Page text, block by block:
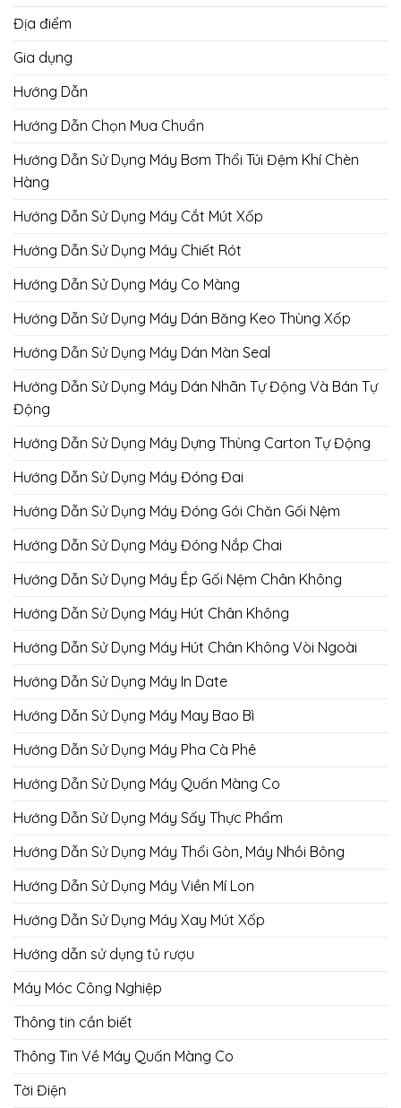
Địa điểm
Gia dụng
Hướng Dẫn
Hướng Dẫn Chọn Mua Chuẩn
Hướng Dẫn Sử Dụng Máy Bơm Thổi Túi Đệm Khí Chèn
Hàng
Hướng Dẫn Sử Dụng Máy Cắt Mút Xốp
Hướng Dẫn Sử Dụng Máy Chiết Rót
Hướng Dẫn Sử Dụng Máy Co Màng
Hướng Dẫn Sử Dụng Máy Dán Băng Keo Thùng Xốp
Hướng Dẫn Sử Dụng Máy Dán Màn Seal
Hướng Dẫn Sử Dụng Máy Dán Nhãn Tự Động Và Bán Tự
Động
Hướng Dẫn Sử Dụng Máy Dựng Thùng Carton Tự Động
Hướng Dẫn Sử Dụng Máy Đóng Đai
Hướng Dẫn Sử Dụng Máy Đóng Gói Chăn Gối Nệm
Hướng Dẫn Sử Dụng Máy Đóng Nắp Chai
Hướng Dẫn Sử Dụng Máy Ép Gối Nệm Chân Không
Hướng Dẫn Sử Dụng Máy Hút Chân Không
Hướng Dẫn Sử Dụng Máy Hút Chân Không Vòi Ngoài
Hướng Dẫn Sử Dụng Máy In Date
Hướng Dẫn Sử Dụng Máy May Bao Bì
Hướng Dẫn Sử Dụng Máy Pha Cà Phê
Hướng Dẫn Sử Dụng Máy Quấn Màng Co
Hướng Dẫn Sử Dụng Máy Sấy Thực Phẩm
Hướng Dẫn Sử Dụng Máy Thổi Gòn, Máy Nhồi Bông
Hướng Dẫn Sử Dụng Máy Viền Mí Lon
Hướng Dẫn Sử Dụng Máy Xay Mút Xốp
Hướng dẫn sử dụng tủ rượu
Máy Móc Công Nghiệp
Thông tin cần biết
Thông Tin Về Máy Quấn Màng Co
Tời Điện